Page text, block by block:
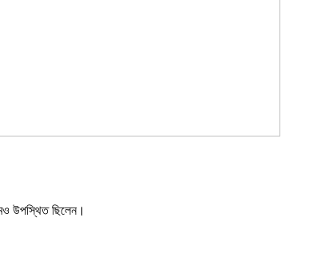
উপস্থিত ছিলেন।